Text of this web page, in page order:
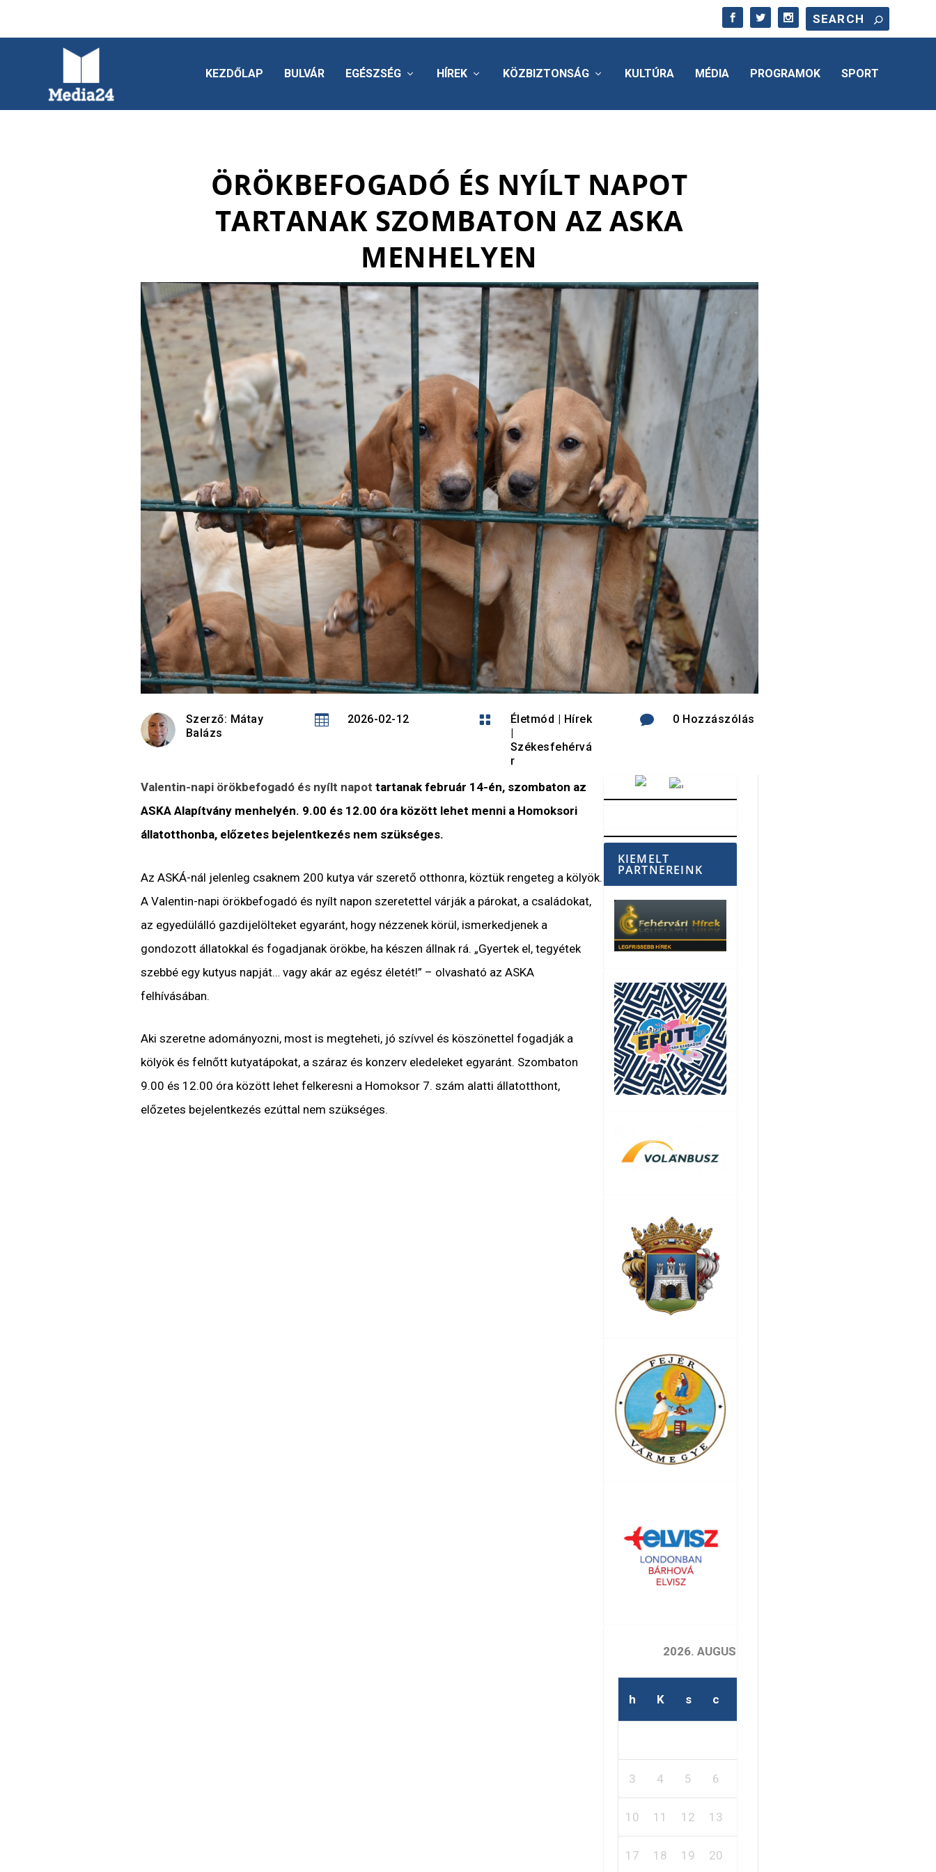
KEZDŐLAP BULVÁR EGÉSZSÉG HÍREK KÖZBIZTONSÁG KULTÚRA MÉDIA PROGRAMOK SPORT
ÖRÖKBEFOGADÓ ÉS NYÍLT NAPOT
TARTANAK SZOMBATON AZ ASKA
MENHELYEN
Szerző: Mátay
Balázs
 2026-02-12  Életmód
Hírek
Székesfehérvá
r
 0 Hozzászólás
Valentin-napi örökbefogadó és nyílt napot tartanak február 14-én, szombaton az
ASKA Alapítvány menhelyén. 9.00 és 12.00 óra között lehet menni a Homoksori
állatotthonba, előzetes bejelentkezés nem szükséges.
Az ASKÁ-nál jelenleg csaknem 200 kutya vár szerető otthonra, köztük rengeteg a kölyök.
A Valentin-napi örökbefogadó és nyílt napon szeretettel várják a párokat, a családokat,
az egyedülálló gazdijelölteket egyaránt, hogy nézzenek körül, ismerkedjenek a
gondozott állatokkal és fogadjanak örökbe, ha készen állnak rá. „Gyertek el, tegyétek
szebbé egy kutyus napját… vagy akár az egész életét!” – olvasható az ASKA
felhívásában.
Aki szeretne adományozni, most is megteheti, jó szívvel és köszönettel fogadják a
kölyök és felnőtt kutyatápokat, a száraz és konzerv eledeleket egyaránt. Szombaton
9.00 és 12.00 óra között lehet felkeresni a Homoksor 7. szám alatti állatotthont,
előzetes bejelentkezés ezúttal nem szükséges.
KIEMELT
PARTNEREINK
2026. AUGUSZTUS
h K s c
3 4 5 6
10 11 12 13
17 18 19 20